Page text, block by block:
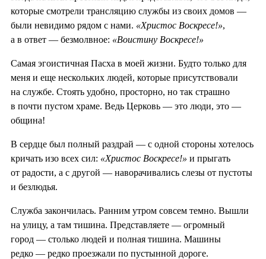
которые смотрели трансляцию службы из своих домов —
были невидимо рядом с нами. «Христос Воскресе!»,
а в ответ — безмолвное: «Воистину Воскресе!»
Самая эгоистичная Пасха в моей жизни. Будто только для
меня и еще нескольких людей, которые присутствовали
на службе. Стоять удобно, просторно, но так страшно
в почти пустом храме. Ведь Церковь — это люди, это —
община!
В сердце был полный раздрай — с одной стороны хотелось
кричать изо всех сил: «Христос Воскресе!» и прыгать
от радости, а с другой — наворачивались слезы от пустоты
и безлюдья.
Служба закончилась. Ранним утром совсем темно. Вышли
на улицу, а там тишина. Представляете — огромный
город — столько людей и полная тишина. Машины
редко — редко проезжали по пустынной дороге.